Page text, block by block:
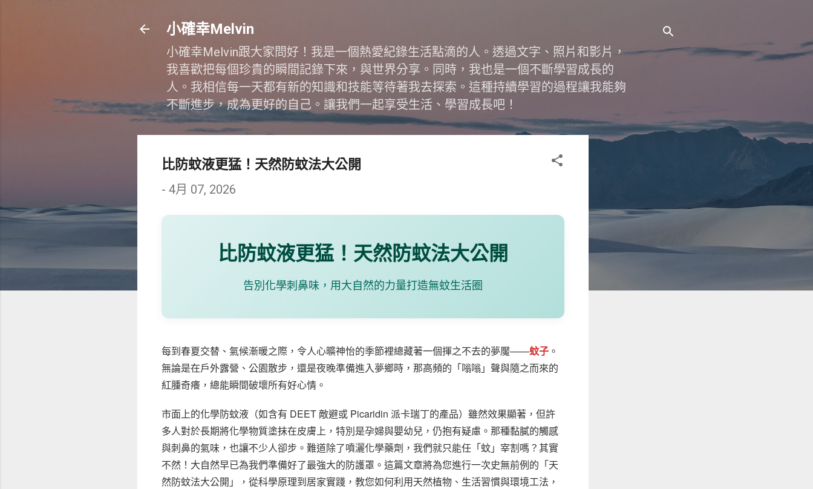
小確幸Melvin
小確幸Melvin跟大家問好！我是一個熱愛紀錄生活點滴的人。透過文字、照片和影片，
我喜歡把每個珍貴的瞬間記錄下來，與世界分享。同時，我也是一個不斷學習成長的
人。我相信每一天都有新的知識和技能等待著我去探索。這種持續學習的過程讓我能夠
不斷進步，成為更好的自己。讓我們一起享受生活、學習成長吧！
比防蚊液更猛！天然防蚊法大公開
- 4月 07, 2026
比防蚊液更猛！天然防蚊法大公開
告別化學刺鼻味，用大自然的力量打造無蚊生活圈
每到春夏交替、氣候漸暖之際，令人心曠神怡的季節裡總藏著一個揮之不去的夢魘——蚊子 。
無論是在戶外露營、公園散步，還是夜晚準備進入夢鄉時，那高頻的「嗡嗡」聲與隨之而來的
紅腫奇癢，總能瞬間破壞所有好心情。
市面上的化學防蚊液（如含有 DEET 敵避或 Picaridin 派卡瑞丁的產品）雖然效果顯著，但許
多人對於長期將化學物質塗抹在皮膚上，特別是孕婦與嬰幼兒，仍抱有疑慮。那種黏膩的觸感
與刺鼻的氣味，也讓不少人卻步。難道除了噴灑化學藥劑，我們就只能任「蚊」宰割嗎？其實
不然！大自然早已為我們準備好了最強大的防護罩。這篇文章將為您進行一次史無前例的「天
然防蚊法大公開」，從科學原理到居家實踐，教您如何利用天然植物、生活習慣與環境工法，